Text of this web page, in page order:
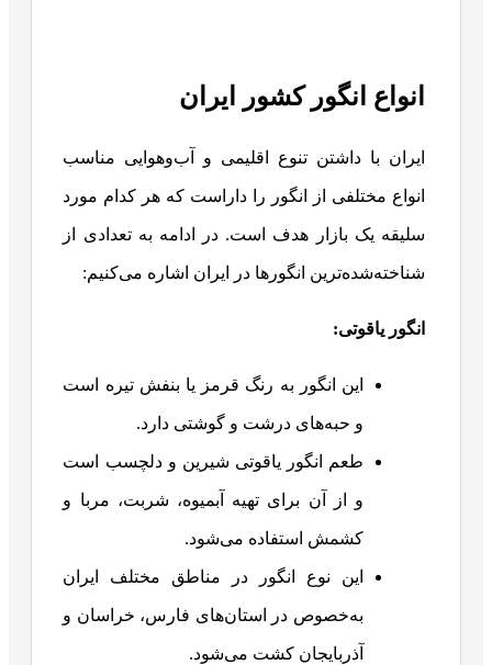
انواع انگور کشور ایران
ایران با داشتن تنوع اقلیمی و آب‌وهوایی مناسب
انواع مختلفی از انگور را داراست که هر کدام مورد
سلیقه یک بازار هدف است. در ادامه به تعدادی از
شناخته‌شده‌ترین انگورها در ایران اشاره می‌کنیم:
انگور یاقوتی:
این انگور به رنگ قرمز یا بنفش تیره است
و حبه‌های درشت و گوشتی دارد.
طعم انگور یاقوتی شیرین و دلچسب است
و از آن برای تهیه آبمیوه، شربت، مربا و
کشمش استفاده می‌شود.
این نوع انگور در مناطق مختلف ایران
به‌خصوص در استان‌های فارس، خراسان و
آذربایجان کشت می‌شود.